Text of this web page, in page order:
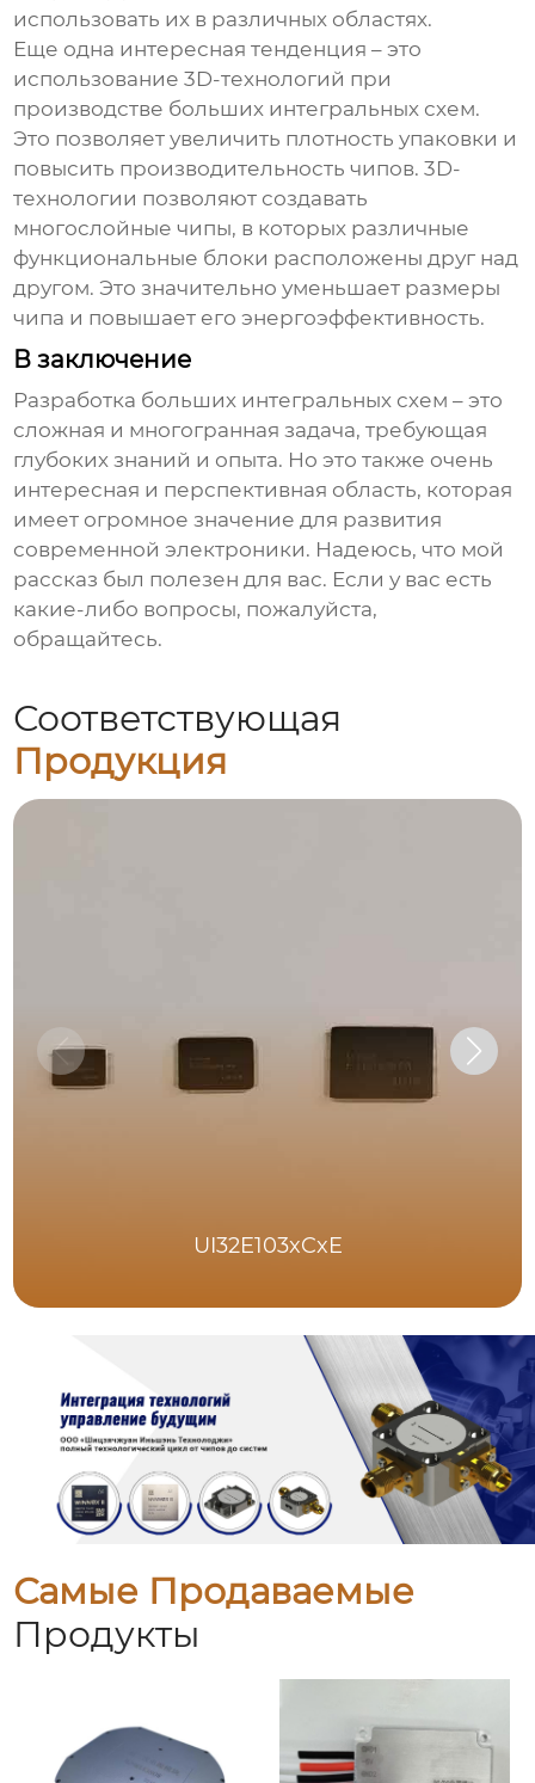
использовать их в различных областях.
Еще одна интересная тенденция – это
использование 3D-технологий при
производстве больших интегральных схем.
Это позволяет увеличить плотность упаковки и
повысить производительность чипов. 3D-
технологии позволяют создавать
многослойные чипы, в которых различные
функциональные блоки расположены друг над
другом. Это значительно уменьшает размеры
чипа и повышает его энергоэффективность.
В заключение
Разработка больших интегральных схем – это
сложная и многогранная задача, требующая
глубоких знаний и опыта. Но это также очень
интересная и перспективная область, которая
имеет огромное значение для развития
современной электроники. Надеюсь, что мой
рассказ был полезен для вас. Если у вас есть
какие-либо вопросы, пожалуйста,
обращайтесь.
Соответствующая
Продукция
UI32E103xCxE
Самые Продаваемые
Продукты